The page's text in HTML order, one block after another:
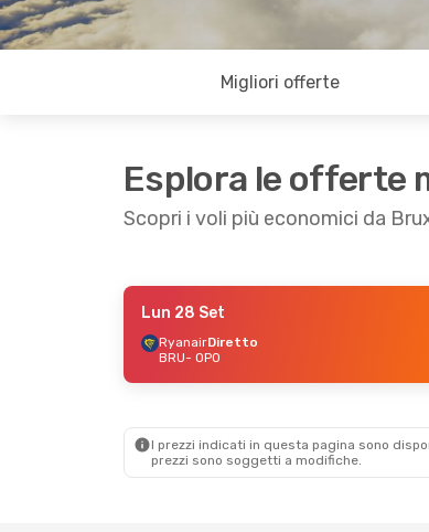
Migliori offerte
Esplora le offerte
Scopri i voli più economici da
- Gio 24 Set
- Dom 18 Ott Ven 30
Lun 28 Set
RyanairDiretto
BRU- OPO
I prezzi indicati in questa pagina sono
prezzi sono soggetti a modifiche.